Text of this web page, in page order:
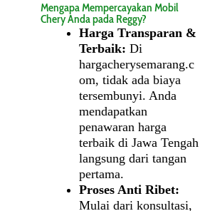
Mengapa Mempercayakan Mobil
Chery Anda pada Reggy?
Harga Transparan &
Terbaik: Di
hargacherysemarang.c
om, tidak ada biaya
tersembunyi. Anda
mendapatkan
penawaran harga
terbaik di Jawa Tengah
langsung dari tangan
pertama.
Proses Anti Ribet:
Mulai dari konsultasi,